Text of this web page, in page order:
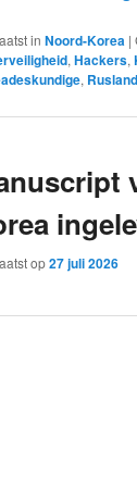
in Noord-Korea |
, Hackers,
, Rusland
op27 juli 2026